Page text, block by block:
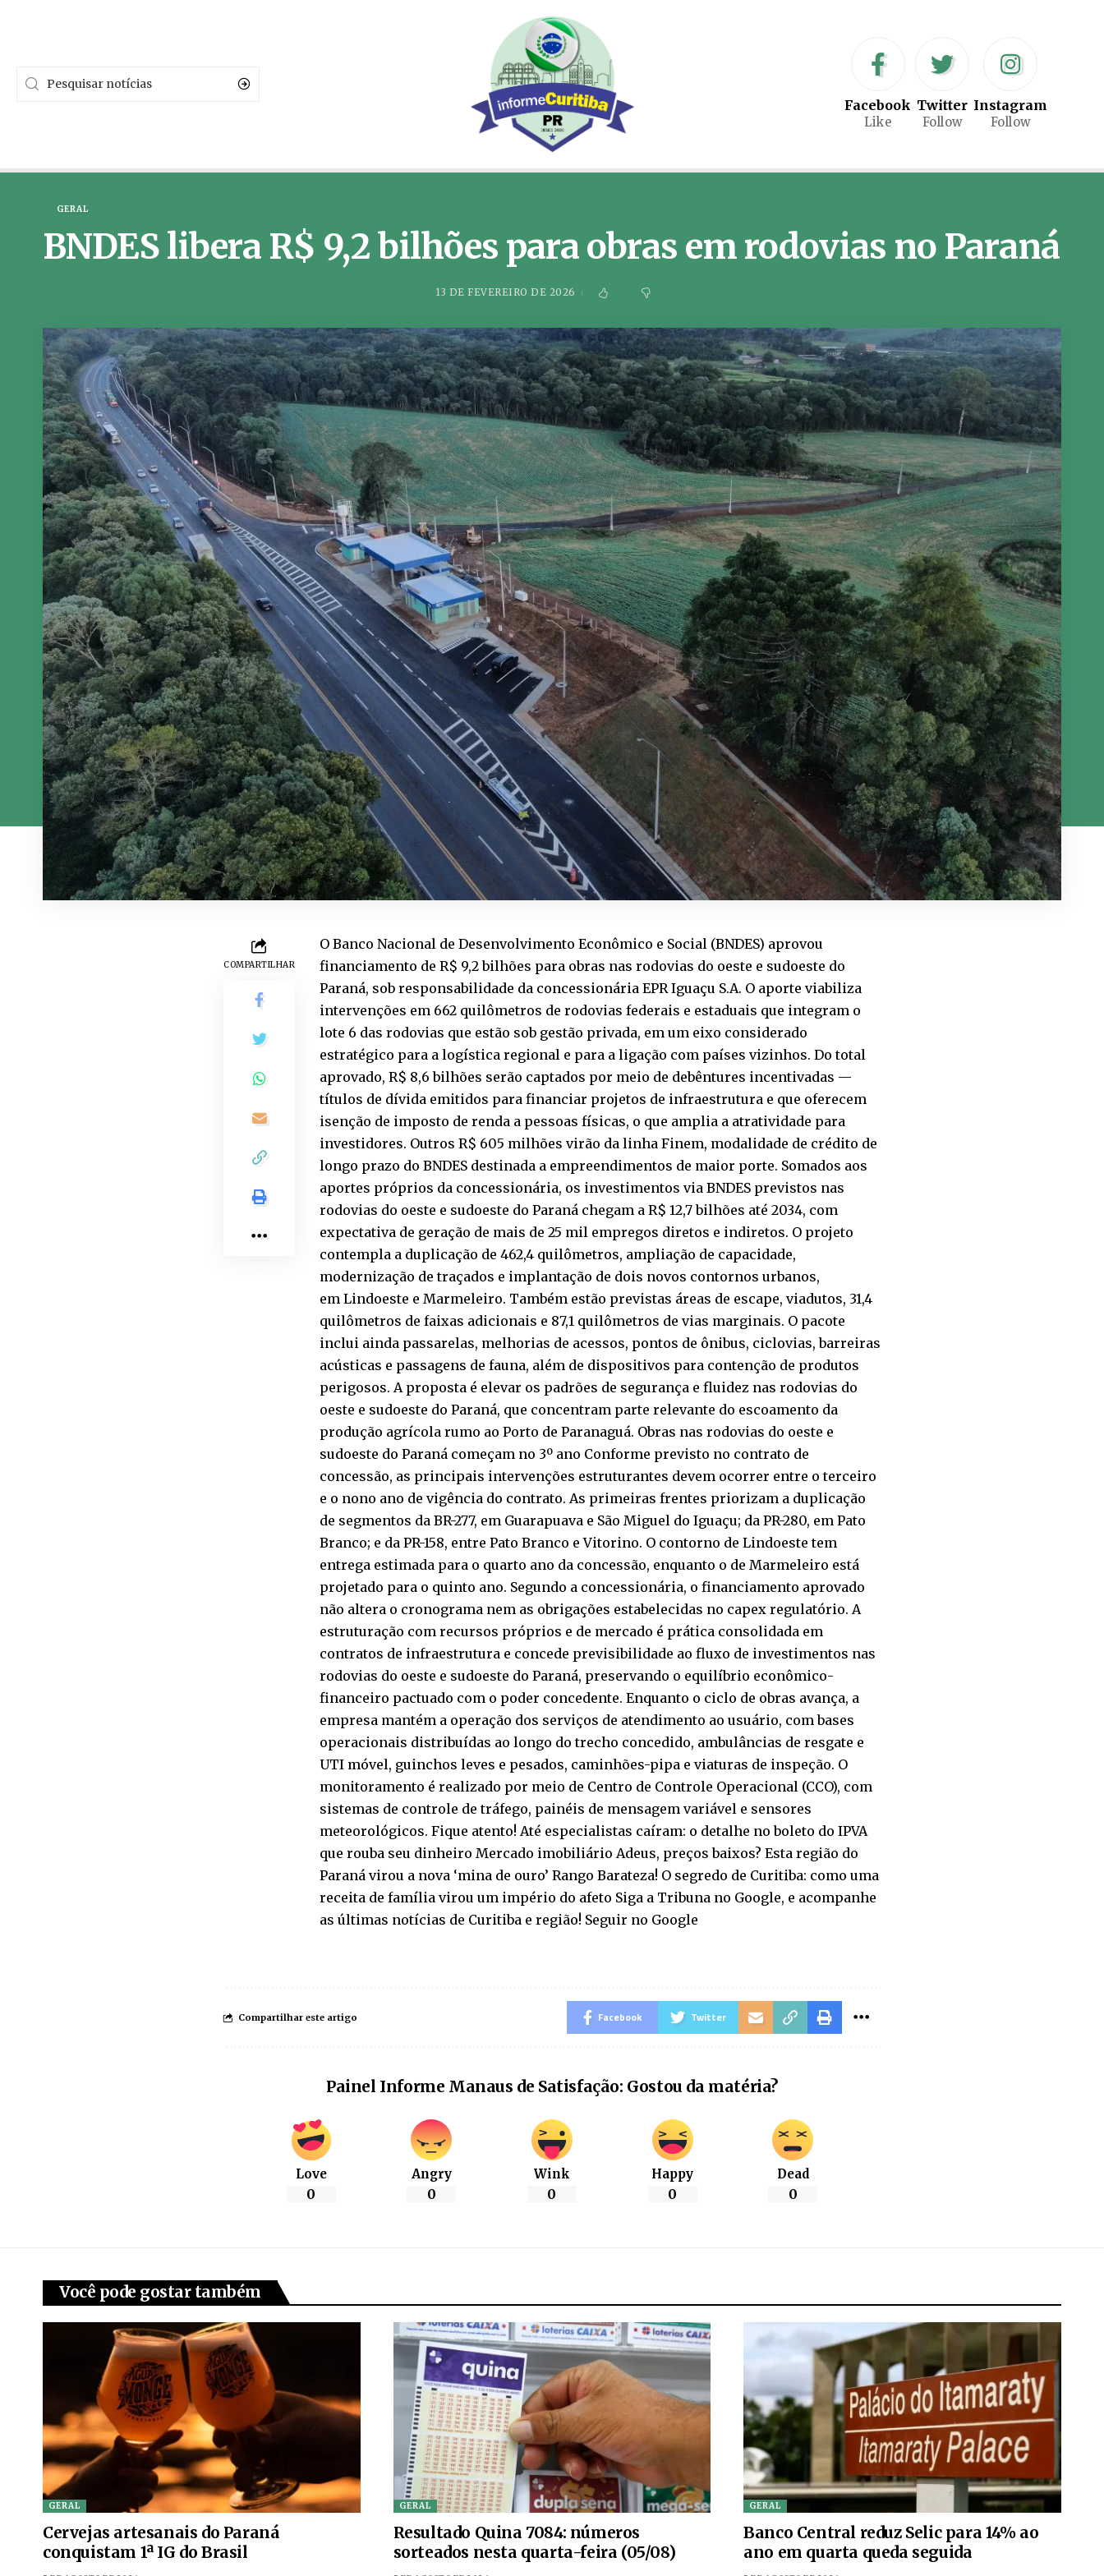
Facebook
Like
Twitter
Follow
Instagram
Follow
GERAL
BNDES libera R$ 9,2 bilhões para obras em rodovias no Paraná
13 DE FEVEREIRO DE 2026
COMPARTILHAR
O Banco Nacional de Desenvolvimento Econômico e Social (BNDES) aprovou
financiamento de R$ 9,2 bilhões para obras nas rodovias do oeste e sudoeste do
Paraná, sob responsabilidade da concessionária EPR Iguaçu S.A. O aporte viabiliza
intervenções em 662 quilômetros de rodovias federais e estaduais que integram o
lote 6 das rodovias que estão sob gestão privada, em um eixo considerado
estratégico para a logística regional e para a ligação com países vizinhos. Do total
aprovado, R$ 8,6 bilhões serão captados por meio de debêntures incentivadas —
títulos de dívida emitidos para financiar projetos de infraestrutura e que oferecem
isenção de imposto de renda a pessoas físicas, o que amplia a atratividade para
investidores. Outros R$ 605 milhões virão da linha Finem, modalidade de crédito de
longo prazo do BNDES destinada a empreendimentos de maior porte. Somados aos
aportes próprios da concessionária, os investimentos via BNDES previstos nas
rodovias do oeste e sudoeste do Paraná chegam a R$ 12,7 bilhões até 2034, com
expectativa de geração de mais de 25 mil empregos diretos e indiretos. O projeto
contempla a duplicação de 462,4 quilômetros, ampliação de capacidade,
modernização de traçados e implantação de dois novos contornos urbanos,
em Lindoeste e Marmeleiro. Também estão previstas áreas de escape, viadutos, 31,4
quilômetros de faixas adicionais e 87,1 quilômetros de vias marginais. O pacote
inclui ainda passarelas, melhorias de acessos, pontos de ônibus, ciclovias, barreiras
acústicas e passagens de fauna, além de dispositivos para contenção de produtos
perigosos. A proposta é elevar os padrões de segurança e fluidez nas rodovias do
oeste e sudoeste do Paraná, que concentram parte relevante do escoamento da
produção agrícola rumo ao Porto de Paranaguá. Obras nas rodovias do oeste e
sudoeste do Paraná começam no 3º ano Conforme previsto no contrato de
concessão, as principais intervenções estruturantes devem ocorrer entre o terceiro
e o nono ano de vigência do contrato. As primeiras frentes priorizam a duplicação
de segmentos da BR-277, em Guarapuava e São Miguel do Iguaçu; da PR-280, em Pato
Branco; e da PR-158, entre Pato Branco e Vitorino. O contorno de Lindoeste tem
entrega estimada para o quarto ano da concessão, enquanto o de Marmeleiro está
projetado para o quinto ano. Segundo a concessionária, o financiamento aprovado
não altera o cronograma nem as obrigações estabelecidas no capex regulatório. A
estruturação com recursos próprios e de mercado é prática consolidada em
contratos de infraestrutura e concede previsibilidade ao fluxo de investimentos nas
rodovias do oeste e sudoeste do Paraná, preservando o equilíbrio econômico-
financeiro pactuado com o poder concedente. Enquanto o ciclo de obras avança, a
empresa mantém a operação dos serviços de atendimento ao usuário, com bases
operacionais distribuídas ao longo do trecho concedido, ambulâncias de resgate e
UTI móvel, guinchos leves e pesados, caminhões-pipa e viaturas de inspeção. O
monitoramento é realizado por meio de Centro de Controle Operacional (CCO), com
sistemas de controle de tráfego, painéis de mensagem variável e sensores
meteorológicos. Fique atento! Até especialistas caíram: o detalhe no boleto do IPVA
que rouba seu dinheiro Mercado imobiliário Adeus, preços baixos? Esta região do
Paraná virou a nova ‘mina de ouro’ Rango Barateza! O segredo de Curitiba: como uma
receita de família virou um império do afeto Siga a Tribuna no Google, e acompanhe
as últimas notícias de Curitiba e região! Seguir no Google
Compartilhar este artigo Facebook Twitter
Painel Informe Manaus de Satisfação: Gostou da matéria?
Love
0
Angry
0
Wink
0
Happy
0
Dead
0
Você pode gostar também
GERAL
Cervejas artesanais do Paraná
conquistam 1ª IG do Brasil
GERAL
Resultado Quina 7084: números
sorteados nesta quarta-feira (05/08)
GERAL
Banco Central reduz Selic para 14% ao
ano em quarta queda seguida